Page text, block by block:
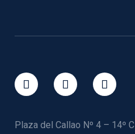
Plaza del Callao Nº 4 – 14º C